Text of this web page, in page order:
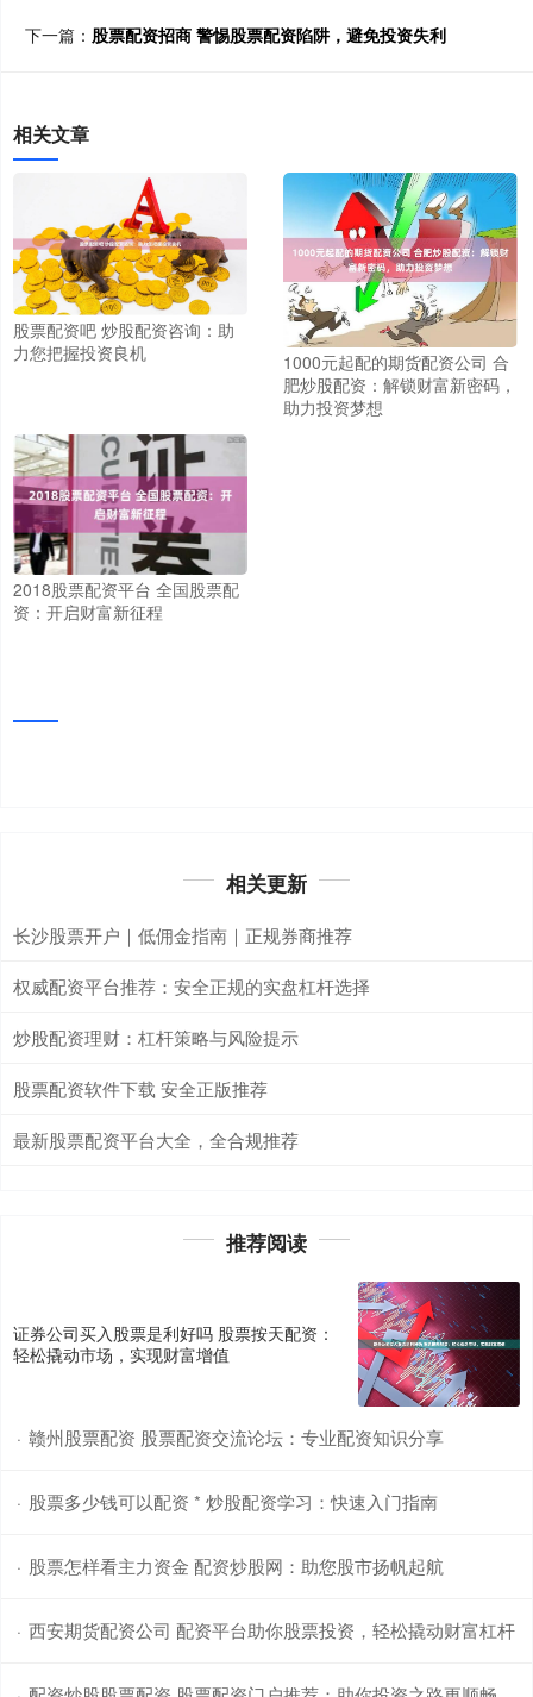
下一篇： 股票配资招商 警惕股票配资陷阱，避免投资失利
相关文章
股票配资吧 炒股配资咨询：助
力您把握投资良机
1000元起配的期货配资公司 合
肥炒股配资：解锁财富新密码，
助力投资梦想
2018股票配资平台 全国股票配
资：开启财富新征程
相关更新
长沙股票开户｜低佣金指南｜正规券商推荐
权威配资平台推荐：安全正规的实盘杠杆选择
炒股配资理财：杠杆策略与风险提示
股票配资软件下载 安全正版推荐
最新股票配资平台大全，全合规推荐
推荐阅读
证券公司买入股票是利好吗 股票按天配资：
轻松撬动市场，实现财富增值
· 赣州股票配资 股票配资交流论坛：专业配资知识分享
· 股票多少钱可以配资 * 炒股配资学习：快速入门指南
· 股票怎样看主力资金 配资炒股网：助您股市扬帆起航
· 西安期货配资公司 配资平台助你股票投资，轻松撬动财富杠杆